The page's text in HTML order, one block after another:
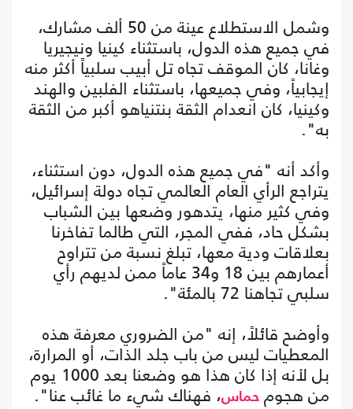
وشمل الاستطلاع عينة من 50 ألف مشارك،
في جميع هذه الدول، باستثناء كينيا ونيجيريا
وغانا، كان الموقف تجاه تل أبيب سلبياً أكثر منه
إيجابياً، وفي جميعها، باستثناء الفلبين والهند
وكينيا، كان انعدام الثقة بنتنياهو أكبر من الثقة
به".
وأكد أنه "في جميع هذه الدول، دون استثناء،
يتراجع الرأي العام العالمي تجاه دولة إسرائيل،
وفي كثير منها، يتدهور وضعها بين الشباب
بشكل حاد، ففي المجر، التي طالما تفاخرنا
بعلاقات ودية معها، تبلغ نسبة من تتراوح
أعمارهم بين 18 و34 عاماً ممن لديهم رأي
سلبي تجاهنا 72 بالمئة".
وأوضح قائلاً، إنه "من الضروري معرفة هذه
المعطيات ليس من باب جلد الذات، أو المرارة،
بل لأنه إذا كان هذا هو وضعنا بعد 1000 يوم
من هجوم حماس، فهناك شيء ما غائب عنا".